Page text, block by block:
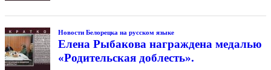
Новости Белорецка на русском языке
Елена Рыбакова награждена медалью
«Родительская доблесть».